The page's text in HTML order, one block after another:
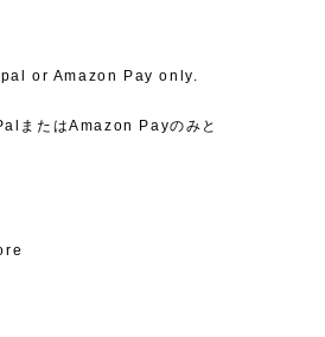
or Amazon Pay only.
またはAmazon Payのみと